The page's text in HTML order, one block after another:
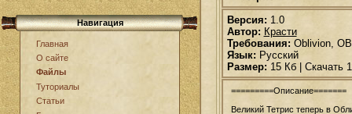
Навигация
Главная
О сайте
Файлы
Туториалы
Статьи
Версия: 1.0
Автор: Красти
Требования: Oblivion,
Язык: Русский
Размер: 15 Кб | Скачать
=========Описание=======
Великий Тетрис теперь в